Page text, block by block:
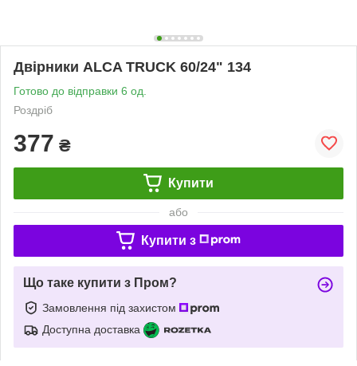
Двірники ALCA TRUCK 60/24" 134
Готово до відправки 6 од.
Роздріб
377 ₴
Купити
або
Купити з
Що таке купити з Пром?
Замовлення під захистом
Доступна доставка